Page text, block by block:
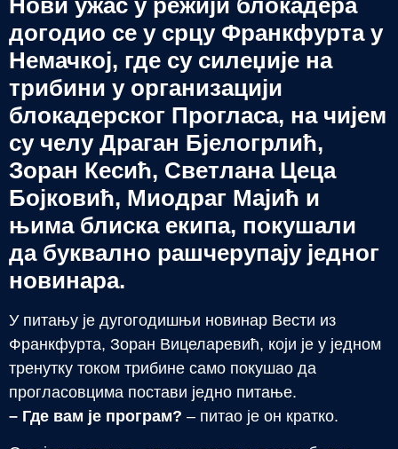
догодио се у срцу Франкфурта у
Немачкој, где су силеџије на
трибини у организацији
блокадерског Прогласа, на чијем
су челу Драган Бјелогрлић,
Зоран Кесић, Светлана Цеца
Бојковић, Миодраг Мајић и
њима блиска екипа, покушали
да буквално рашчерупају једног
новинара.
У питању је дугогодишњи новинар Вести из
Франкфурта, Зоран Вицеларевић, који је у једном
тренутку током трибине само покушао да
прогласовцима постави једно питање.
– Где вам је програм? – питао је он кратко.